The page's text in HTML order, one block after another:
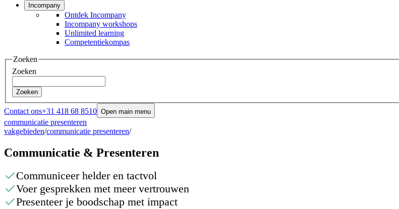
Incompany
Ontdek Incompany
Incompany workshops
Unlimited learning
Competentiekompas
Zoeken
Zoeken
Zoeken
Contact ons+31 418 68 8510 Open main menu
communicatie presenteren
vakgebieden/communicatie presenteren/
Communicatie & Presenteren
Communiceer helder en tactvol
Voer gesprekken met meer vertrouwen
Presenteer je boodschap met impact